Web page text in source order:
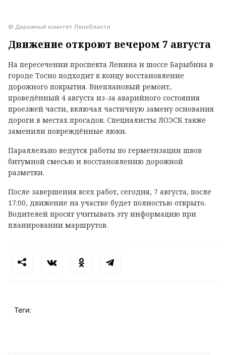
© Дорожный комитет Ленобласти
Движение откроют вечером 7 августа
На пересечении проспекта Ленина и шоссе Барыбина в
городе Тосно подходит к концу восстановление
дорожного покрытия. Внеплановый ремонт,
проведённый 4 августа из-за аварийного состояния
проезжей части, включал частичную замену основания
дороги в местах просадок. Специалисты ЛОЭСК также
заменили повреждённые люки.
Параллельно ведутся работы по герметизации швов
битумной смесью и восстановлению дорожной
разметки.
После завершения всех работ, сегодня, 7 августа, после
17:00, движение на участке будет полностью открыто.
Водителей просят учитывать эту информацию при
планировании маршрутов.
Теги: